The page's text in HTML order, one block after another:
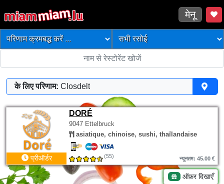
मेनू
के लिए परिणाम: Closdelt
DORÉ
9047 Ettelbruck
asiatique, chinoise, sushi, thaïlandaise
प्रीऑर्डर (55) न्यूनतम: 45.00 €
ऑफ़र दिखाएँ